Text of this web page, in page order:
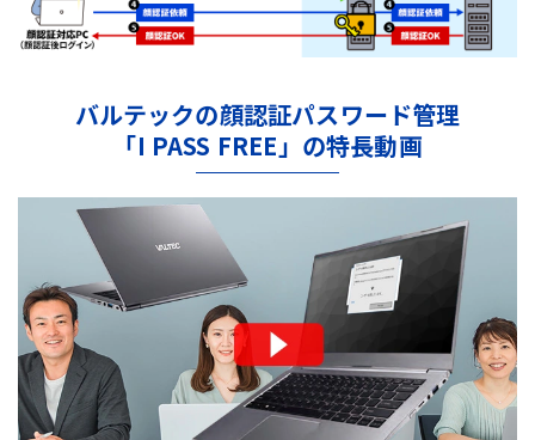
バルテックの顔認証パスワード管理
「I PASS FREE」の特長動画